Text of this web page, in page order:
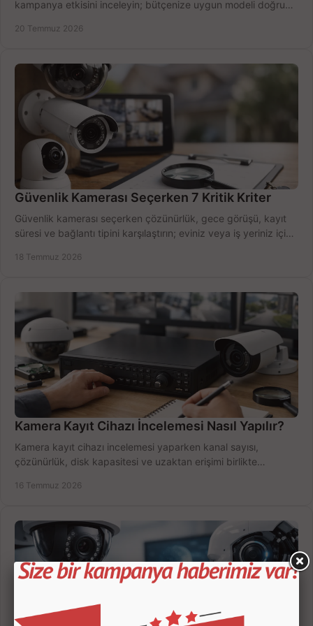
kampanya etkisini inceleyin; bütçenize uygun modeli doğru
20 Temmuz 2026
Güvenlik Kamerası Seçerken 7 Kritik Kriter
Güvenlik kamerası seçerken çözünürlük, gece görüşü, kayıt
süresi ve bağlantı tipini karşılaştırın; eviniz veya iş yeriniz için
18 Temmuz 2026
Kamera Kayıt Cihazı İncelemesi Nasıl Yapılır?
Kamera kayıt cihazı incelemesi yaparken kanal sayısı,
çözünürlük, disk kapasitesi ve uzaktan erişimi birlikte
16 Temmuz 2026